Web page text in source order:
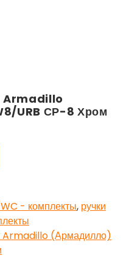
Armadillo
URB СР-8 Хром
- комплекты, ручки
Armadillo (Армадилло)